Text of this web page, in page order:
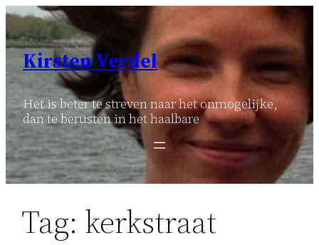
Ga
naar
inhoud
Kirsten Verdel
Het is beter te streven naar het onmogelijke,
dan te berusten in het haalbare
Tag: kerkstraat